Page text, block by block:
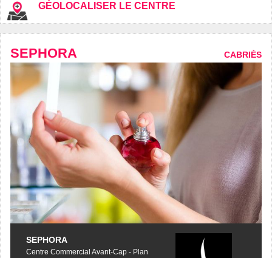
GÉOLOCALISER LE CENTRE
SEPHORA CABRIÈS
SEPHORA
Centre Commercial Avant-Cap - Plan